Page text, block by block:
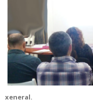
xeneral.